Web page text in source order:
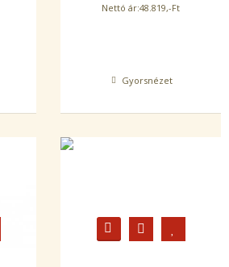
Nettó ár:48.819,-Ft
Gyorsnézet